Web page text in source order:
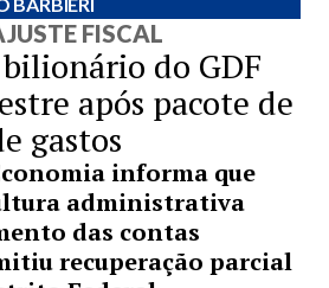
FISCAL
do GDF
após pacote de
gastos
informa que
administrativa
das contas
recuperação parcial